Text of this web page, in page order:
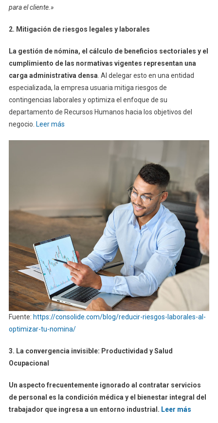
para el cliente.»
2. Mitigación de riesgos legales y laborales
La gestión de nómina, el cálculo de beneficios sectoriales y el
cumplimiento de las normativas vigentes representan una
carga administrativa densa. Al delegar esto en una entidad
especializada, la empresa usuaria mitiga riesgos de
contingencias laborales y optimiza el enfoque de su
departamento de Recursos Humanos hacia los objetivos del
negocio. Leer más
Fuente: https://consolide.com/blog/reducir-riesgos-laborales-al-
optimizar-tu-nomina/
3. La convergencia invisible: Productividad y Salud
Ocupacional
Un aspecto frecuentemente ignorado al contratar servicios
de personal es la condición médica y el bienestar integral del
trabajador que ingresa a un entorno industrial. Leer más